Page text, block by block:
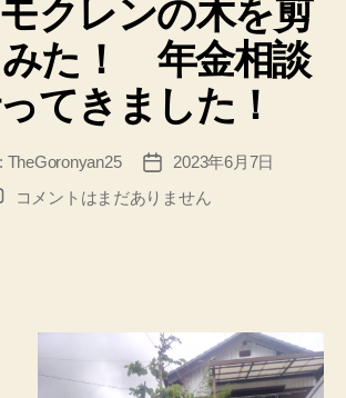
リ
ー
クレンの木を剪
みた！ 年金相談
てきました！
TheGoronyan25
投
稿
日
2023年6月7日
自
コメントはまだありません